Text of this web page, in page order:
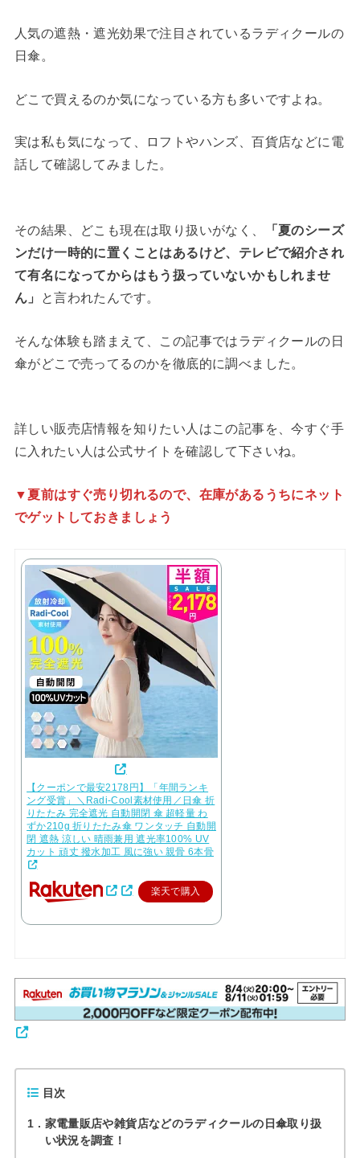
人気の遮熱・遮光効果で注目されているラディクールの
日傘。
どこで買えるのか気になっている方も多いですよね。
実は私も気になって、ロフトやハンズ、百貨店などに電
話して確認してみました。
その結果、どこも現在は取り扱いがなく、
「夏のシーズ
ンだけ一時的に置くことはあるけど、テレビで紹介され
て有名になってからはもう扱っていないかもしれませ
ん」
と言われたんです。
そんな体験も踏まえて、この記事ではラディクールの日
傘がどこで売ってるのかを徹底的に調べました。
詳しい販売店情報を知りたい人はこの記事を、今すぐ手
に入れたい人は公式サイトを確認して下さいね。
▼夏前はすぐ売り切れるので、在庫があるうちにネット
でゲットしておきましょう
【クーポンで最安2178円】「年間ランキ
ング受賞」＼Radi-Cool素材使用／日傘 折
りたたみ 完全遮光 自動開閉 傘 超軽量 わ
ずか210g 折りたたみ傘 ワンタッチ 自動開
閉 遮熱 涼しい 晴雨兼用 遮光率100% UV
カット 頑丈 撥水加工 風に強い 親骨 6本骨
楽天で購入
目次
1
家電量販店や雑貨店などのラディクールの日傘取り扱
い状況を調査！